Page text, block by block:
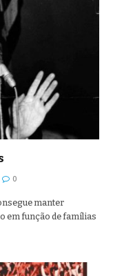
0
manter
em função de famílias